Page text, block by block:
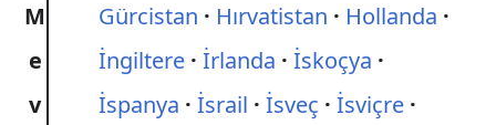
M
e
v
Gürcistan
Hırvatistan
Hollanda
İngiltere İrlanda
İskoçya
İspanya
İsrail İsveç
İsviçre